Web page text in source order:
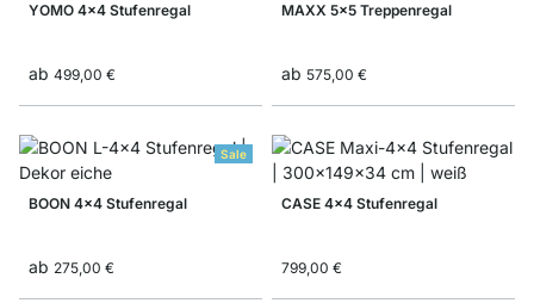
YOMO 4x4 Stufenregal
ab 499,00 €
MAXX 5x5 Treppenregal
ab 575,00 €
Sale
BOON 4x4 Stufenregal
ab 275,00 €
CASE 4x4 Stufenregal
799,00 €